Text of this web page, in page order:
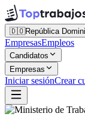
🇩🇴República
EmpresasEmpleos
Candidatos
Empresas
Iniciar sesiónCrear